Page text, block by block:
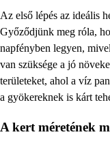
Az első lépés az ideális
Győződjünk meg róla,
napfényben legyen,
van szüksége a jó
területeket, ahol a víz
a gyökereknek is kárt
A kert méretének